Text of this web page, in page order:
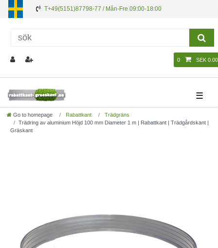
T+49(5151)87798-77 / Mån-Fre 09:00-18:00
0 SEK 0.00
☰
Go to homepage Rabattkant
Trädgräns
Trädring av aluminium Höjd 100 mm Diameter 1 m | Rabattkant | Trädgårdskant |
Gräskant